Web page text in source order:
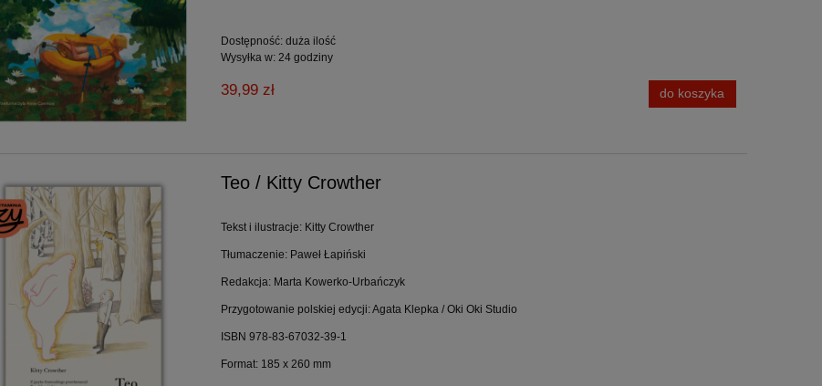
Dostępność: duża ilość
Wysyłka w: 24 godziny
39,99 zł do koszyka
Teo / Kitty Crowther
Tekst i ilustracje: Kitty Crowther
Tłumaczenie: Paweł Łapiński
Redakcja: Marta Kowerko-Urbańczyk
Przygotowanie polskiej edycji: Agata Klepka / Oki Oki Studio
ISBN 978-83-67032-39-1
Format: 185 x 260 mm